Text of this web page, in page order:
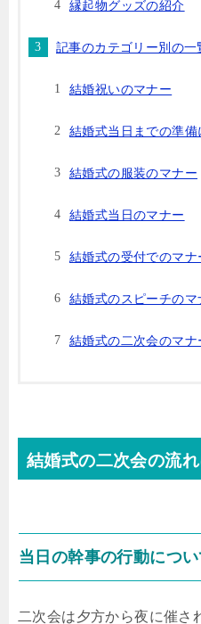
縁起物グッズの紹介
記事のカテゴリー別の一
結婚祝いのマナー
結婚式当日までの準備
結婚式の服装のマナー
結婚式当日のマナー
結婚式の受付でのマナ
結婚式のスピーチのマ
結婚式の二次会のマナ
結婚式の二次会の流
当日の幹事の行動につい
二次会は夕方から夜に催さ